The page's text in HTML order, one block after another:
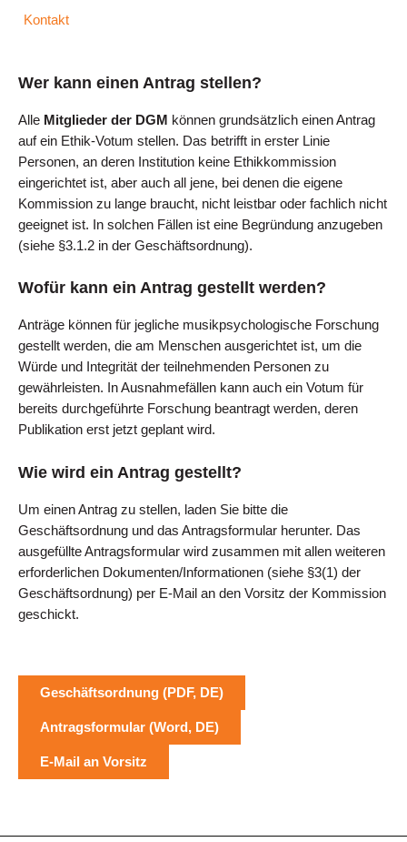
Kontakt
Wer kann einen Antrag stellen?
Alle Mitglieder der DGM können grundsätzlich einen Antrag
auf ein Ethik-Votum stellen. Das betrifft in erster Linie
Personen, an deren Institution keine Ethikkommission
eingerichtet ist, aber auch all jene, bei denen die eigene
Kommission zu lange braucht, nicht leistbar oder fachlich nicht
geeignet ist. In solchen Fällen ist eine Begründung anzugeben
(siehe §3.1.2 in der Geschäftsordnung).
Wofür kann ein Antrag gestellt werden?
Anträge können für jegliche musikpsychologische Forschung
gestellt werden, die am Menschen ausgerichtet ist, um die
Würde und Integrität der teilnehmenden Personen zu
gewährleisten. In Ausnahmefällen kann auch ein Votum für
bereits durchgeführte Forschung beantragt werden, deren
Publikation erst jetzt geplant wird.
Wie wird ein Antrag gestellt?
Um einen Antrag zu stellen, laden Sie bitte die
Geschäftsordnung und das Antragsformular herunter. Das
ausgefüllte Antragsformular wird zusammen mit allen weiteren
erforderlichen Dokumenten/Informationen (siehe §3(1) der
Geschäftsordnung) per E-Mail an den Vorsitz der Kommission
geschickt.
Geschäftsordnung (PDF, DE)
Antragsformular (Word, DE)
E-Mail an Vorsitz